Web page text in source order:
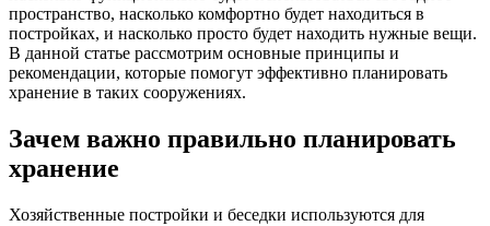
пространство, насколько комфортно будет находиться в
постройках, и насколько просто будет находить нужные вещи.
В данной статье рассмотрим основные принципы и
рекомендации, которые помогут эффективно планировать
хранение в таких сооружениях.
Зачем важно правильно планировать
хранение
Хозяйственные постройки и беседки используются для